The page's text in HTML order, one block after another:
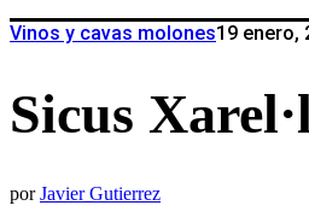
Vinos y cavas molones19 enero,
Sicus
por Javier Gutierrez